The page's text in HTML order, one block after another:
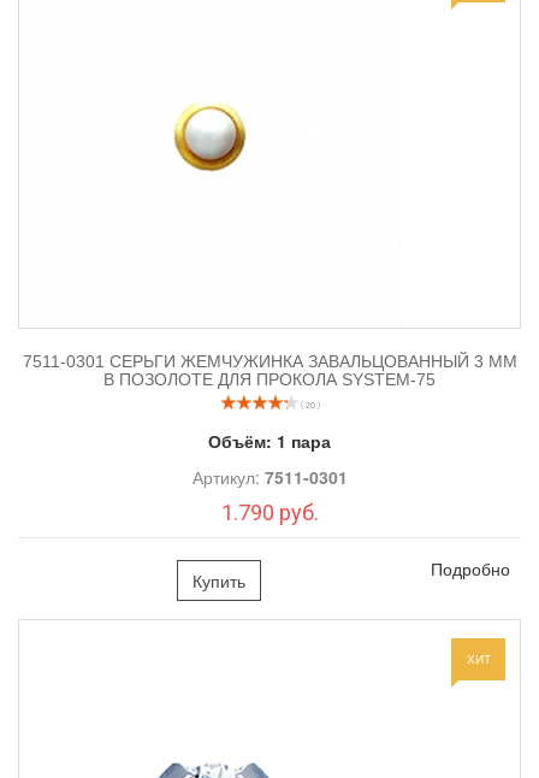
7511-0301 СЕРЬГИ ЖЕМЧУЖИНКА ЗАВАЛЬЦОВАННЫЙ 3 ММ
В ПОЗОЛОТЕ ДЛЯ ПРОКОЛА SYSTEM-75
( 20 )
Объём: 1 пара
Артикул: 7511-0301
1.790 руб.
Купить Подробно
ХИТ